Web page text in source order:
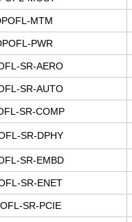
MTM
PWR
SR-AERO
SR-AUTO
SR-COMP
SR-DPHY
SR-EMBD
SR-ENET
SR-PCIE